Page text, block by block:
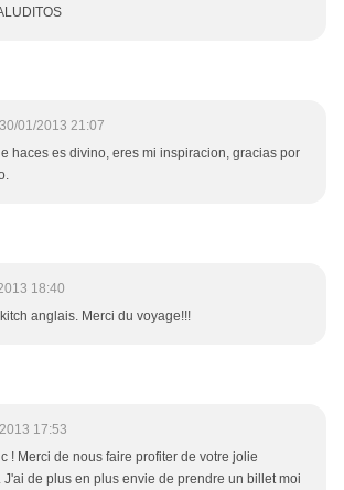
30/01/2013 21:07
haces es divino, eres mi inspiracion, gracias por
18:40
anglais. Merci du voyage!!!
17:53
! Merci de nous faire profiter de votre jolie
J'ai de plus en plus envie de prendre un billet moi